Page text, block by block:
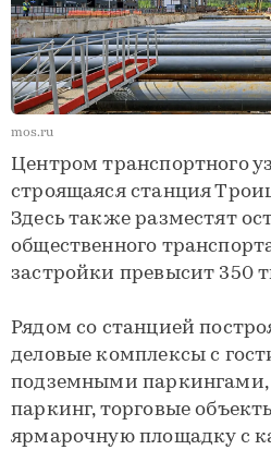
mos.ru
Центром транспортного
строящаяся станция
Здесь также разместят
общественного
застройки превысит 350
Рядом со станцией
деловые комплексы с
подземными паркингами,
паркинг, торговые
ярмарочную площадку с